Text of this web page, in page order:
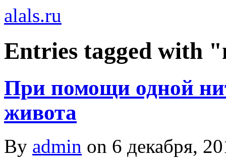
alals.ru
Entries tagged with
При помощи одной
живота
By admin on 6 декабря,